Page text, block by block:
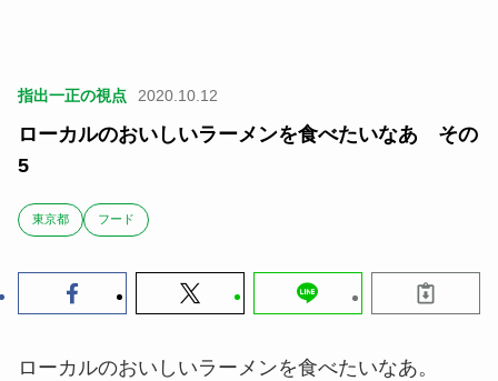
指出一正の視点 2020.10.12
ローカルのおいしいラーメンを食べたいなあ その
5
東京都 フード
ローカルのおいしいラーメンを食べたいなあ。